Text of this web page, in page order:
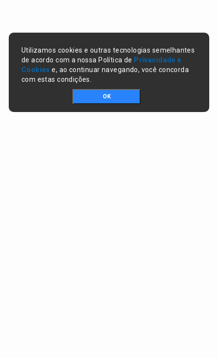
Utilizamos cookies e outras tecnologias semelhantes
de acordo com a nossa Política de Privacidade e
Cookies e, ao continuar navegando, você concorda
com estas condições.
OK